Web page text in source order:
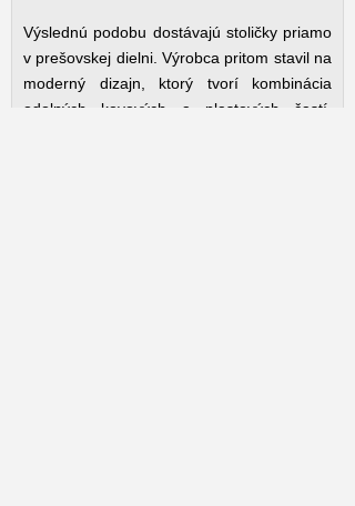
Výslednú podobu dostávajú stoličky priamo
v prešovskej dielni. Výrobca pritom stavil na
moderný dizajn, ktorý tvorí kombinácia
odolných kovových a plastových častí.